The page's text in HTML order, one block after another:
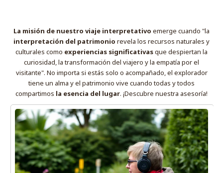
La misión de nuestro viaje interpretativo emerge cuando "la
interpretación del patrimonio revela los recursos naturales y
culturales como experiencias significativasque despiertan la
curiosidad, la transformación del viajero y la empatía por el
visitante". No importa si estás solo o acompañado, el explorador
tiene un alma y el patrimonio vive cuando todas y todos
compartimos la esencia del lugar. ¡Descubre nuestra asesoría!